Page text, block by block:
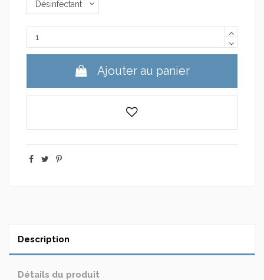
Ajouter au panier
Description
Détails du produit